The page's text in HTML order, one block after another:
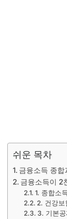
쉬운 목차
금융소득 종
금융소득이 2
1. 종합소
2. 건강보
3. 기본